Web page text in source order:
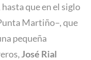
que en el siglo
Martiño–, que
pequeña
José Rial